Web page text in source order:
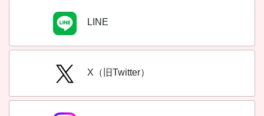
LINE
X（旧Twitter）